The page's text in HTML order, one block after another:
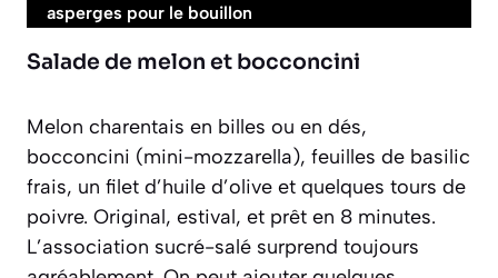
asperges pour le bouillon
Salade de melon et bocconcini
Melon charentais en billes ou en dés,
bocconcini (mini-mozzarella), feuilles de basilic
frais, un filet d’huile d’olive et quelques tours de
poivre. Original, estival, et prêt en 8 minutes.
L’association sucré-salé surprend toujours